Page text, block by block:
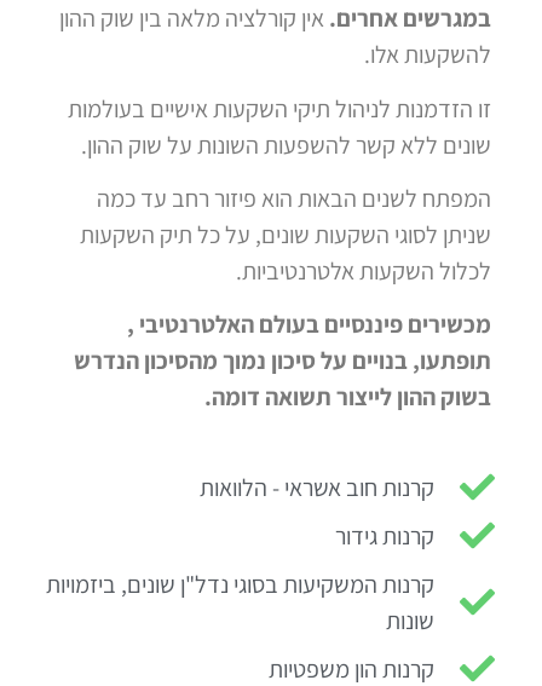
במגרשים אחרים.אין קורלציה מלאה בין שוק ההון
להשקעות אלו.
זו הזדמנות לניהול תיקי השקעות אישיים בעולמות
שונים ללא קשר להשפעות השונות על שוק ההון.
המפתח לשנים הבאות הוא פיזור רחב עד כמה
שניתן לסוגי השקעות שונים, על כל תיק השקעות
לכלול השקעות אלטרנטיביות.
מכשירים פיננסיים בעולם האלטרנטיבי ,
תופתעו, בנויים על סיכון נמוך מהסיכון הנדרש
בשוק ההון לייצור תשואה דומה.
קרנות חוב אשראי - הלוואות
קרנות גידור
קרנות המשקיעות בסוגי נדל"ן שונים, ביזמויות
שונות
קרנות הון משפטיות